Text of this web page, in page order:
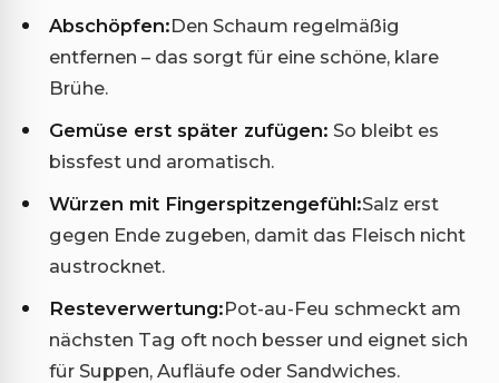
Abschöpfen:Den Schaum regelmäßig
entfernen – das sorgt für eine schöne, klare
Brühe.
Gemüse erst später zufügen: So bleibt es
bissfest und aromatisch.
Würzen mit Fingerspitzengefühl:Salz erst
gegen Ende zugeben, damit das Fleisch nicht
austrocknet.
Resteverwertung:Pot-au-Feu schmeckt am
nächsten Tag oft noch besser und eignet sich
für Suppen, Aufläufe oder Sandwiches.